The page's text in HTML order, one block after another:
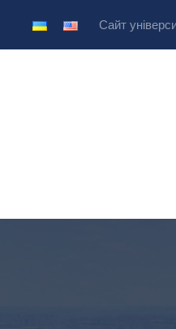
Сайт